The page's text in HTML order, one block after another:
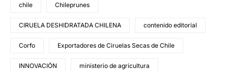
chile Chileprunes
CIRUELA DESHIDRATADA CHILENA contenido editorial
Corfo Exportadores de Ciruelas Secas de Chile
INNOVACIÓN ministerio de agricultura